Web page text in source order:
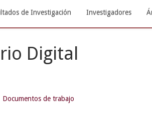
de Investigación Investigadores
Digital
Documentos de trabajo